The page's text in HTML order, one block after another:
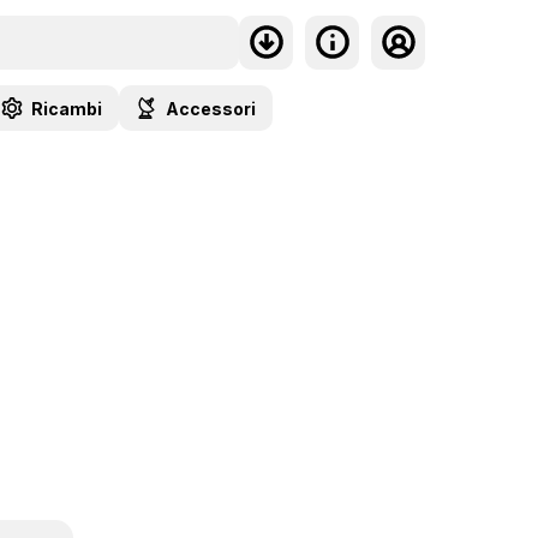
Ricambi Accessori